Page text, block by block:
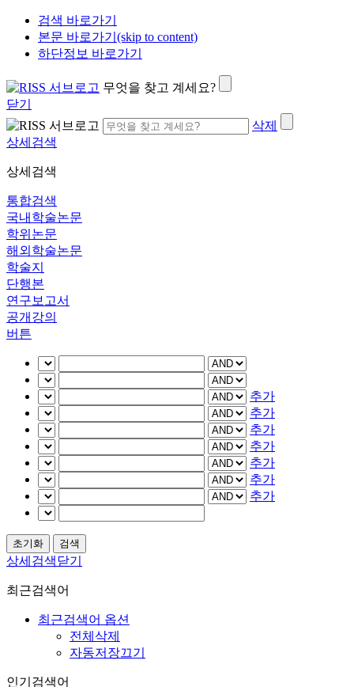
검색 바로가기
본문 바로가기(skip to content)
하단정보 바로가기
무엇을 찾고 계세요?
닫기
삭제
상세검색
상세검색
통합검색
국내학술논문
학위논문
해외학술논문
학술지
단행본
연구보고서
공개강의
버튼
추가
추가
추가
추가
추가
추가
추가
상세검색닫기
최근검색어
최근검색어 옵션
전체삭제
자동저장끄기
인기검색어